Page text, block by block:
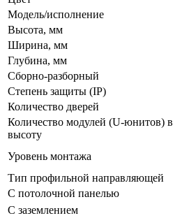
Модель/исполнение
Высота, мм
Ширина, мм
Глубина, мм
Сборно-разборный
Степень защиты (IP)
Количество дверей
Количество модулей (U-юнитов) в
высоту
Уровень монтажа
Тип профильной направляющей
С потолочной панелью
С заземлением